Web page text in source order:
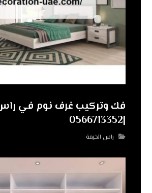
فك وتركيب غرف نوم في
|0566713352
راس الخيمة